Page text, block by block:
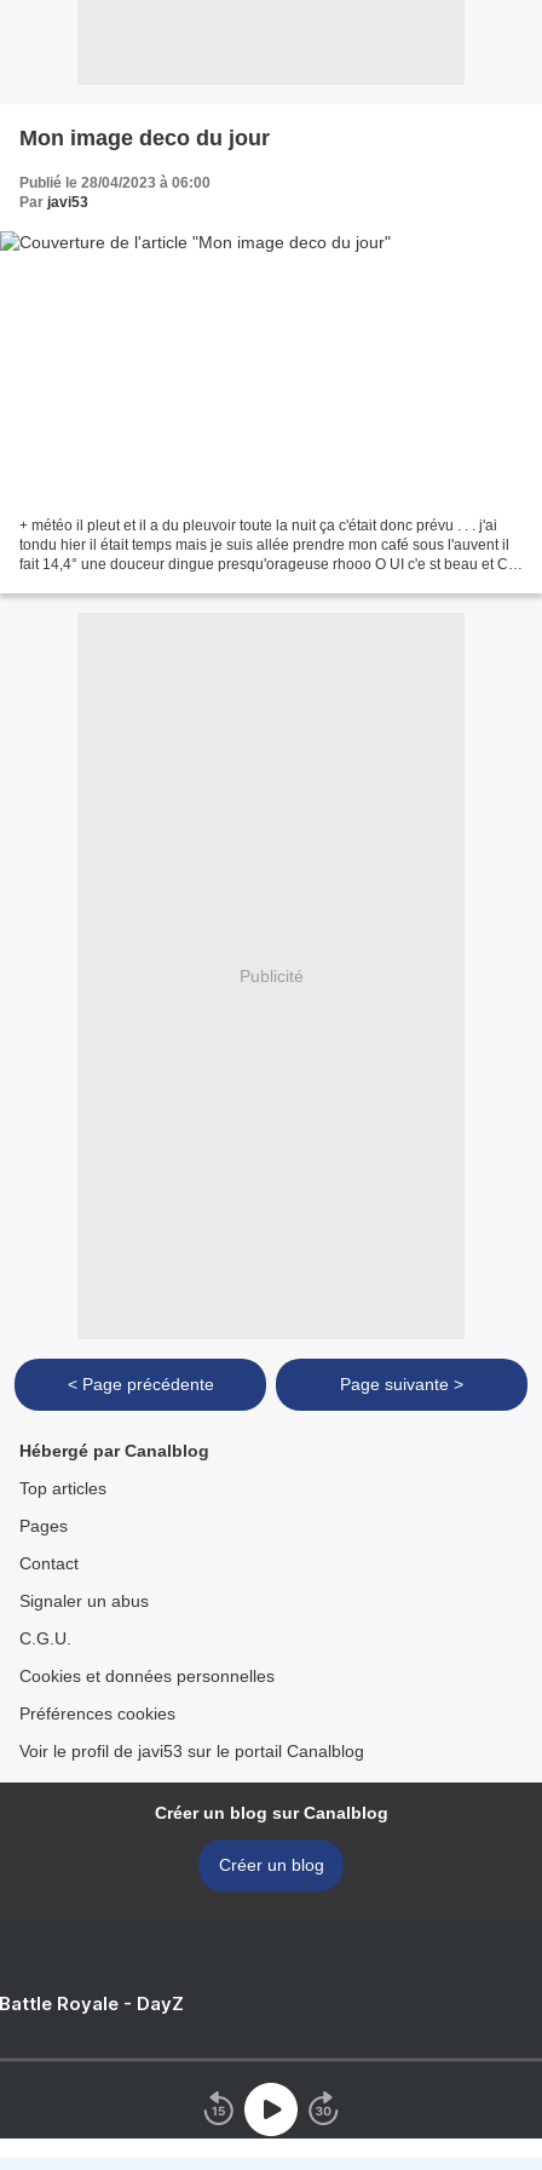
Mon image deco du jour
Publié le 28/04/2023 à 06:00
Par javi53
+ météo il pleut et il a du pleuvoir toute la nuit ça c'était donc prévu . . . j'ai
tondu hier il était temps mais je suis allée prendre mon café sous l'auvent il
fait 14,4° une douceur dingue presqu'orageuse rhooo O UI c'e st beau et C'E
Publicité
< Page précédente Page suivante >
Hébergé par Canalblog
Top articles
Pages
Contact
Signaler un abus
C.G.U.
Cookies et données personnelles
Préférences cookies
Voir le profil de javi53 sur le portail Canalblog
Créer un blog sur Canalblog
Créer un blog
Royale - DayZ